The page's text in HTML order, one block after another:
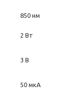
850 нм
2 Вт
3 В
50 мкА